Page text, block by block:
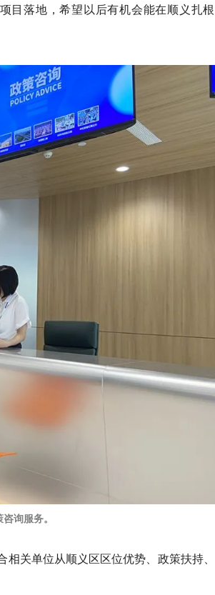
目落地，希望以后有机会能在顺义扎
询服务。
相关单位从顺义区区位优势、政策扶持